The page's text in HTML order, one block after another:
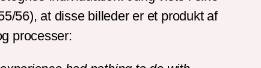
56), at disse billeder er et produkt af
processer: